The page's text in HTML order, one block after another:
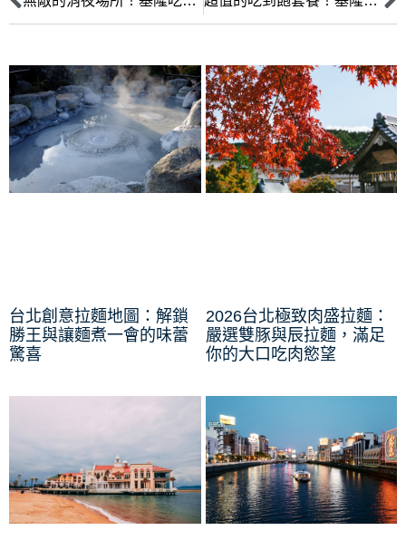
台北創意拉麵地圖：解鎖
勝王與讓麵煮一會的味蕾
驚喜
2026台北極致肉盛拉麵：
嚴選雙豚與辰拉麵，滿足
你的大口吃肉慾望